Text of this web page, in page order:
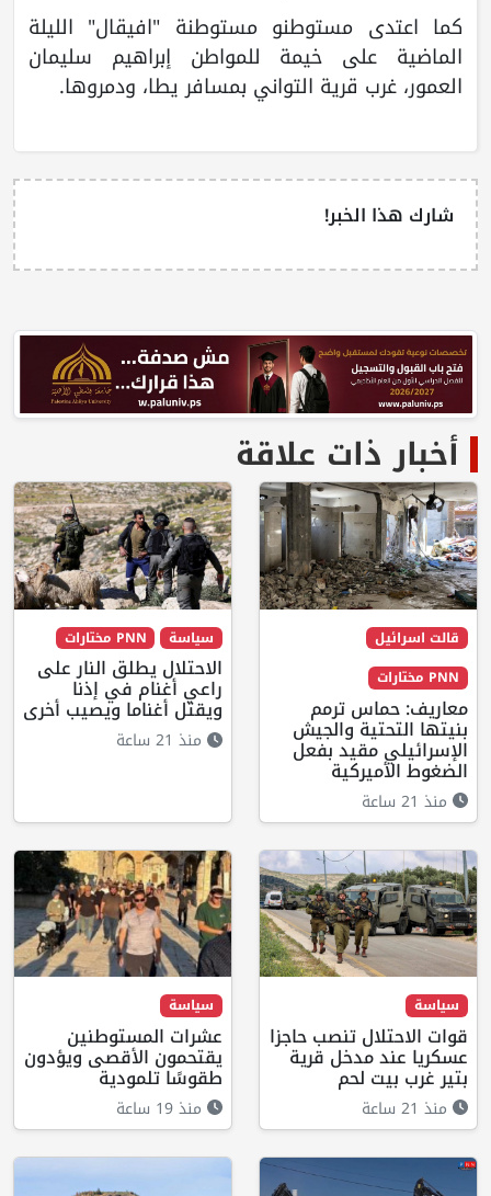
كما اعتدى مستوطنو مستوطنة "افيقال" الليلة
الماضية على خيمة للمواطن إبراهيم سليمان
العمور، غرب قرية التواني بمسافر يطا، ودمروها.
شارك هذا الخبر!
أخبار ذات علاقة
قالت اسرائيل
PNN مختارات
معاريف: حماس ترمم
بنيتها التحتية والجيش
الإسرائيلي مقيد بفعل
الضغوط الأميركية
منذ 21 ساعة
سياسة PNN مختارات
الاحتلال يطلق النار على
راعي أغنام في إذنا
ويقتل أغناما ويصيب أخرى
منذ 21 ساعة
سياسة
قوات الاحتلال تنصب حاجزا
عسكريا عند مدخل قرية
بتير غرب بيت لحم
منذ 21 ساعة
سياسة
عشرات المستوطنين
يقتحمون الأقصى ويؤدون
طقوسًا تلمودية
منذ 19 ساعة